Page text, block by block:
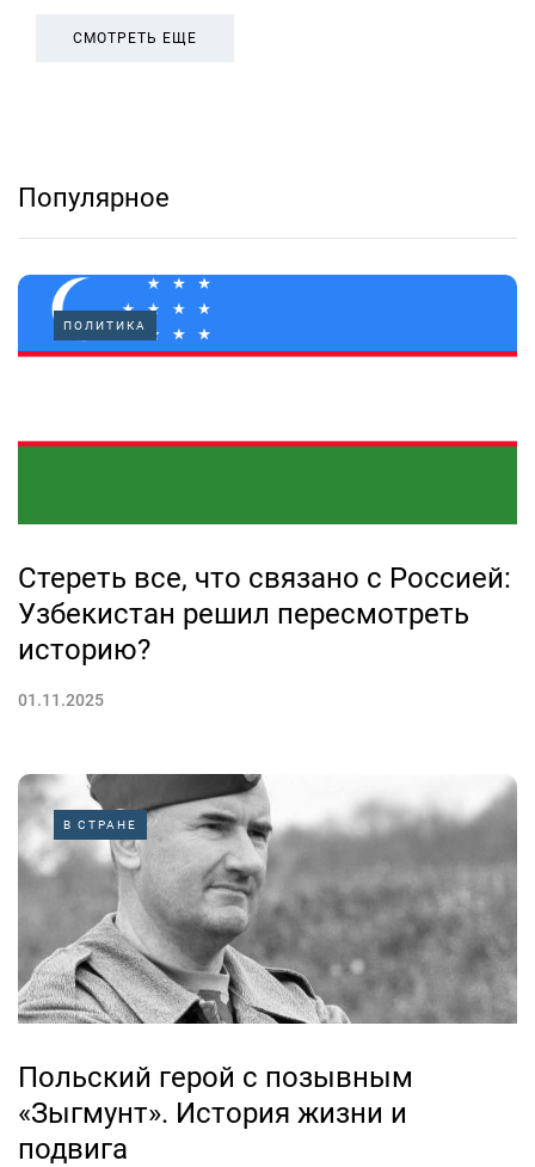
СМОТРЕТЬ ЕЩЕ
Популярное
ПОЛИТИКА
Стереть все, что связано с Россией:
Узбекистан решил пересмотреть
историю?
01.11.2025
В СТРАНЕ
Польский герой с позывным
«Зыгмунт». История жизни и
подвига